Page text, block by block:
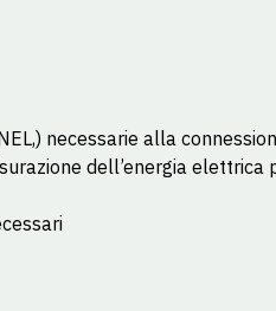
necessarie alla
dell’energia elettrica